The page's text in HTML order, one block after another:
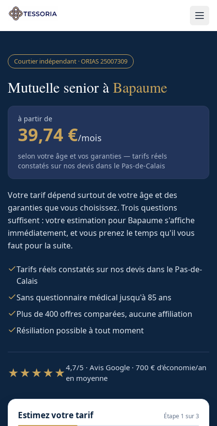
Aller au contenu principal
Courtier indépendant · ORIAS25007309
Mutuelle senior àBapaume
à partir de
39,74 €/mois
selon votre âge et vos garanties — tarifs réels
constatés sur nos devis dans le Pas-de-Calais
Votre tarif dépend surtout de votre âge et des
garanties que vous choisissez. Trois questions
suffisent : votre estimation pour Bapaumes'affiche
immédiatement, et vous prenez le temps qu'il vous
faut pour la suite.
Tarifs réels constatés sur nos devis dans le Pas-de-
Calais
Sans questionnaire médical jusqu'à 85 ans
Plus de 400 offres comparées, aucune affiliation
Résiliation possible à tout moment
★★★★★4,7/5 · Avis Google · 700 € d'économie/an
en moyenne
Estimez votre tarif Étape 1 sur 3